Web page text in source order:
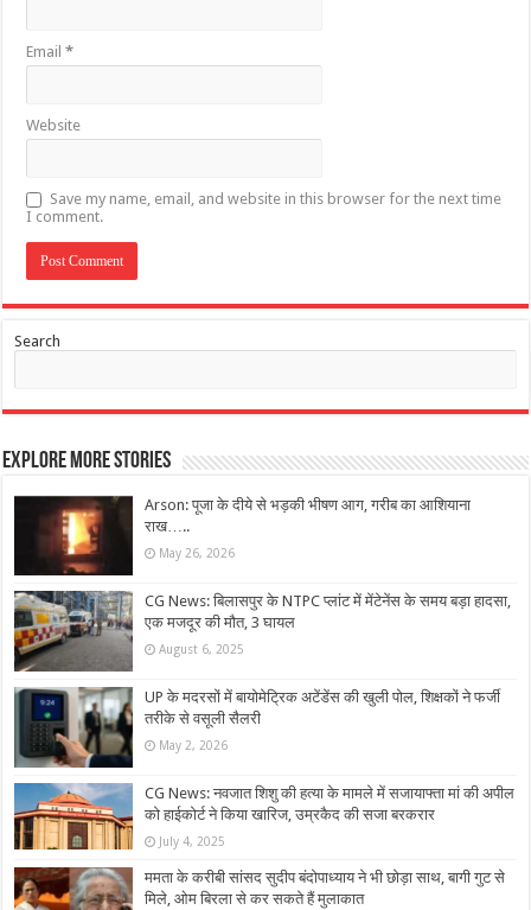
Email*
Website
Save my name, email, and website in this browser for the next time
I comment.
Search
Explore More Stories
Arson: पूजा के दीये से भड़की भीषण आग, गरीब का आशियाना
राख…..
May 26, 2026
CG News: बिलासपुर के NTPC प्लांट में मेंटेनेंस के समय बड़ा हादसा,
एक मजदूर की मौत, 3 घायल
August 6, 2025
UP के मदरसों में बायोमेट्रिक अटेंडेंस की खुली पोल, शिक्षकों ने फर्जी
तरीके से वसूली सैलरी
May 2, 2026
CG News: नवजात शिशु की हत्या के मामले में सजायाफ्ता मां की अपील
को हाईकोर्ट ने किया खारिज, उम्रकैद की सजा बरकरार
July 4, 2025
ममता के करीबी सांसद सुदीप बंदोपाध्याय ने भी छोड़ा साथ, बागी गुट से
मिले, ओम बिरला से कर सकते हैं मुलाकात